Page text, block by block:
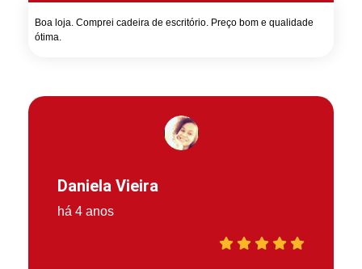
Boa loja. Comprei cadeira de escritório. Preço bom e qualidade
ótima.
Daniela Vieira
há 4 anos